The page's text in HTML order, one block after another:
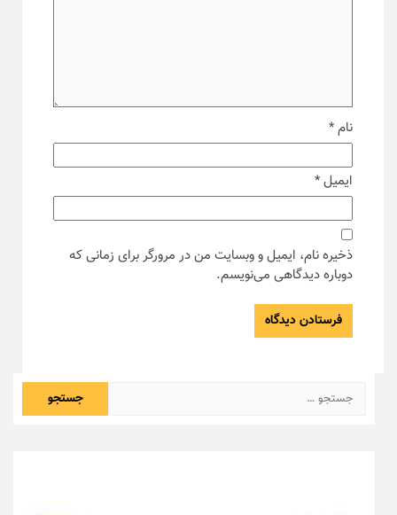
نام*
ایمیل*
ذخیره نام، ایمیل و وبسایت من در مرورگر برای زمانی که
دوباره دیدگاهی می‌نویسم.
جستجو
برای: